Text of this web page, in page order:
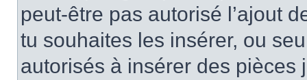
peut-être pas autorisé l’ajout
tu souhaites les insérer, ou
autorisés à insérer des pièces